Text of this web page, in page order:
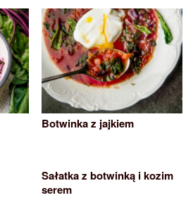
Botwinka z jajkiem
Sałatka z botwinką i kozim
serem